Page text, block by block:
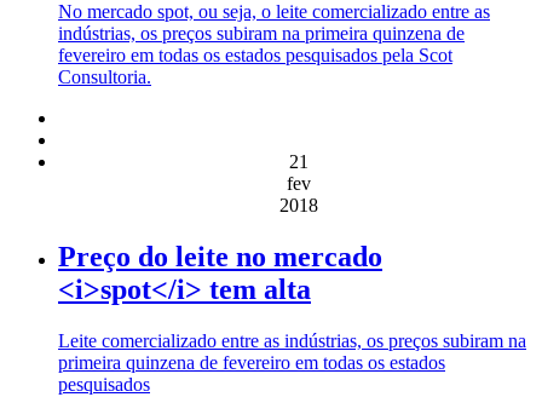
No mercado spot, ou seja, o leite comercializado entre as
indústrias, os preços subiram na primeira quinzena de
fevereiro em todas os estados pesquisados pela Scot
Consultoria.
21
fev
2018
Preço do leite no mercado
<i>spot</i> tem alta
Leite comercializado entre as indústrias, os preços subiram na
primeira quinzena de fevereiro em todas os estados
pesquisados